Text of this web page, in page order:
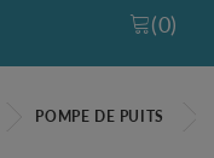
(0)
POMPE DE PUITS